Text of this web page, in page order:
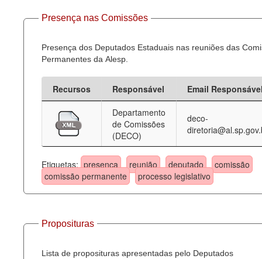
Presença nas Comissões
Presença dos Deputados Estaduais nas reuniões das
Permanentes da Alesp.
Recursos Responsável
Email
Departamento
de Comissões
(DECO)
deco-
Etiquetas: presença reunião deputado
comissão
comissão permanente
processo legislativo
Proposituras
Lista de proposituras apresentadas pelo Deputados